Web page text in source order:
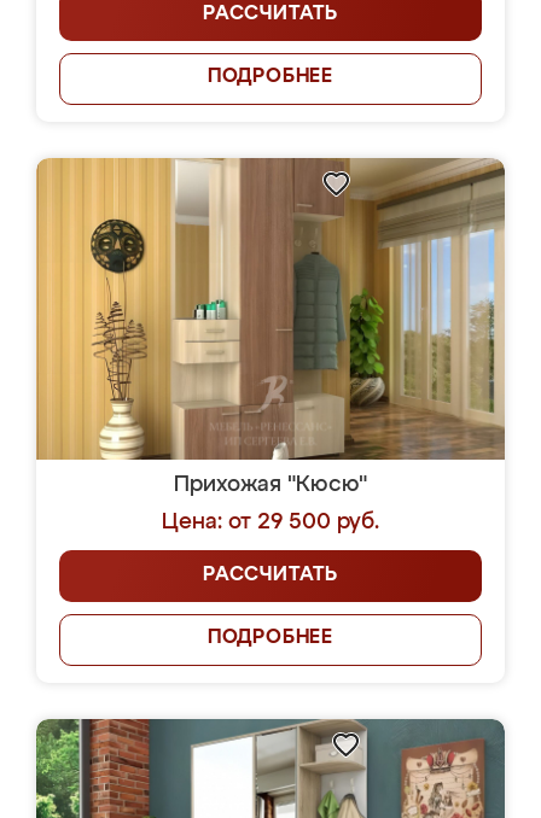
РАССЧИТАТЬ
ПОДРОБНЕЕ
Прихожая "Кюсю"
Цена: от 29 500 руб.
РАССЧИТАТЬ
ПОДРОБНЕЕ